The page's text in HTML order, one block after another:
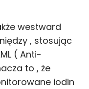
westward
, stosując
( Anti-
to , że
iodin